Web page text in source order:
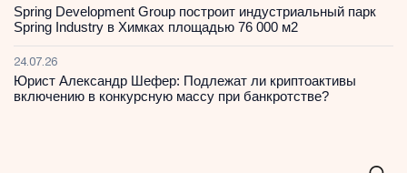
Spring Development Group построит индустриальный парк
Spring Industry в Химках площадью 76 000 м2
24.07.26
Юрист Александр Шефер: Подлежат ли криптоактивы
включению в конкурсную массу при банкротстве?